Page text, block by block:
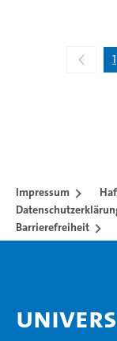
1
Impressum
Barrierefreiheit